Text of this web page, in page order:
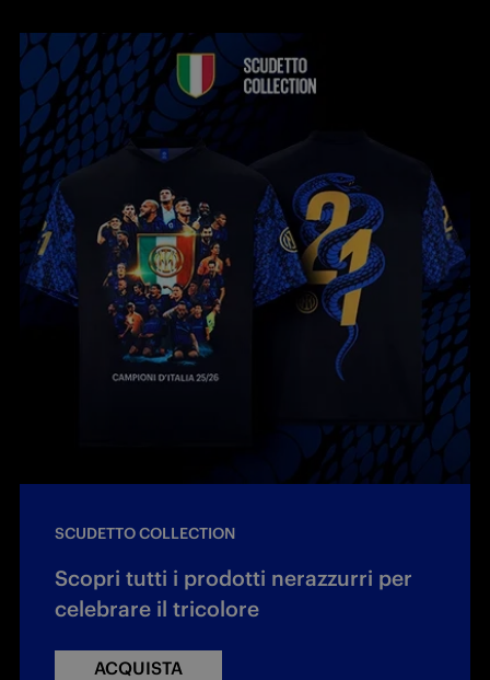
SCUDETTO COLLECTION
Scopri tutti i prodotti nerazzurri per
celebrare il tricolore
ACQUISTA